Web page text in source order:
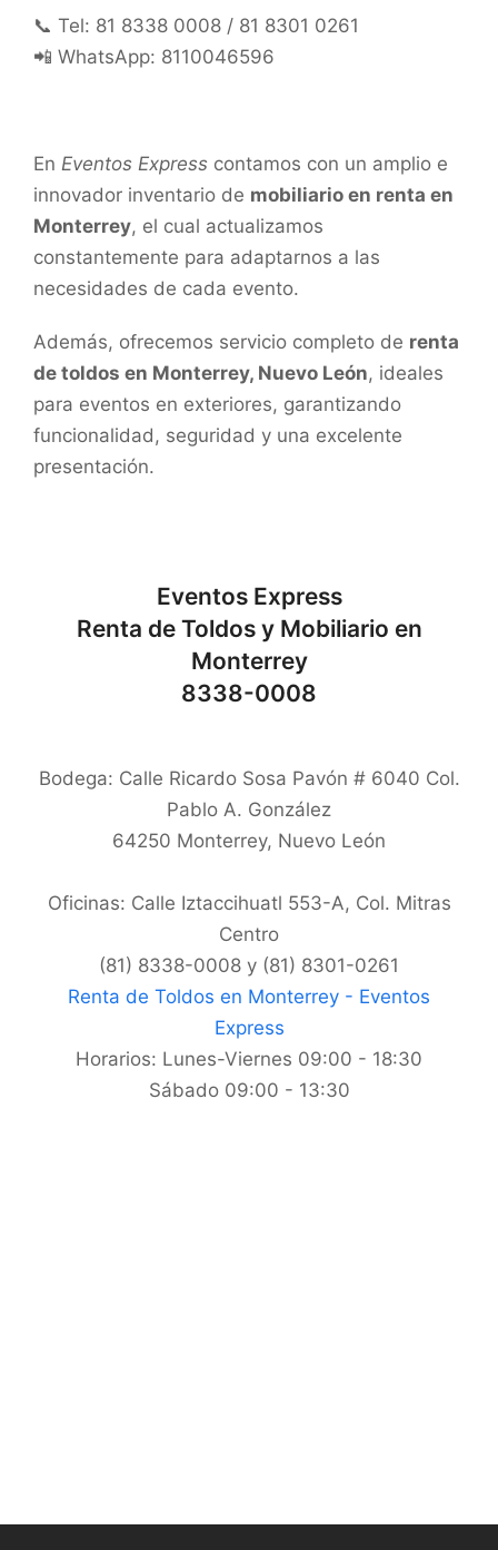
📞 Tel: 81 8338 0008 / 81 8301 0261
📲 WhatsApp: 8110046596
En Eventos Express contamos con un amplio e
innovador inventario de mobiliario en renta en
Monterrey, el cual actualizamos
constantemente para adaptarnos a las
necesidades de cada evento.
Además, ofrecemos servicio completo de renta
de toldos en Monterrey, Nuevo León, ideales
para eventos en exteriores, garantizando
funcionalidad, seguridad y una excelente
presentación.
Eventos Express
Renta de Toldos y Mobiliario en
Monterrey
8338-0008
Bodega: Calle Ricardo Sosa Pavón # 6040 Col.
Pablo A. González
64250 Monterrey, Nuevo León
Oficinas: Calle Iztaccihuatl 553-A, Col. Mitras
Centro
(81) 8338-0008 y (81) 8301-0261
Renta de Toldos en Monterrey - Eventos
Express
Horarios: Lunes-Viernes 09:00 - 18:30
Sábado 09:00 - 13:30